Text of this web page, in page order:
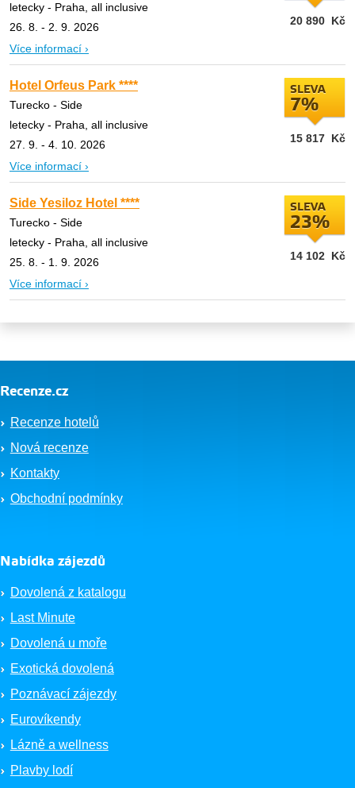
letecky - Praha, all inclusive
26. 8. - 2. 9. 2026
Více informací ›
20 890 Kč
Hotel Orfeus Park ****
Turecko - Side
letecky - Praha, all inclusive
27. 9. - 4. 10. 2026
Více informací ›
SLEVA
7%
15 817 Kč
Side Yesiloz Hotel ****
Turecko - Side
letecky - Praha, all inclusive
25. 8. - 1. 9. 2026
Více informací ›
SLEVA
23%
14 102 Kč
Recenze.cz
Recenze hotelů
Nová recenze
Kontakty
Obchodní podmínky
Nabídka zájezdů
Dovolená z katalogu
Last Minute
Dovolená u moře
Exotická dovolená
Poznávací zájezdy
Eurovíkendy
Lázně a wellness
Plavby lodí